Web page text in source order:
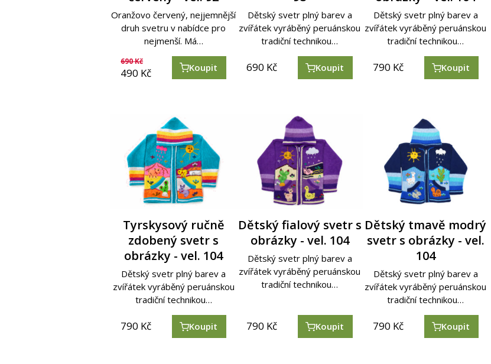
Oranžovo červený, nejjemnější
druh svetru v nabídce pro
nejmenší. Má…
690Kč
490 Kč Koupit
Dětský svetr plný barev a
zvířátek vyráběný peruánskou
tradiční technikou…
690 Kč Koupit
Dětský svetr plný barev a
zvířátek vyráběný peruánskou
tradiční technikou…
790 Kč Koupit
Tyrskysový ručně
zdobený svetr s
obrázky - vel. 104
Dětský svetr plný barev a
zvířátek vyráběný peruánskou
tradiční technikou…
790 Kč Koupit
Dětský fialový svetr s
obrázky - vel. 104
Dětský svetr plný barev a
zvířátek vyráběný peruánskou
tradiční technikou…
790 Kč Koupit
Dětský tmavě modrý
svetr s obrázky - vel.
104
Dětský svetr plný barev a
zvířátek vyráběný peruánskou
tradiční technikou…
790 Kč Koupit